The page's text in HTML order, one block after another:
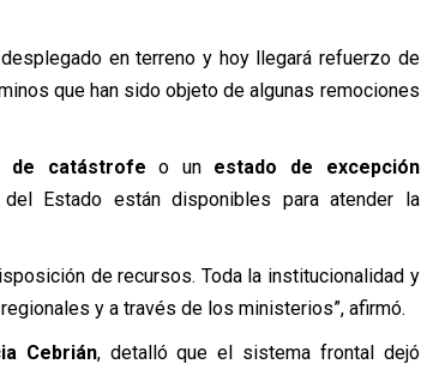
en terreno y hoy llegará refuerzo de
que han sido objeto de algunas remociones
de catástrofe o un estado de excepción
Estado están disponibles para atender la
de recursos. Toda la institucionalidad y
y a través de los ministerios”, afirmó.
Cebrián, detalló que el sistema frontal dejó